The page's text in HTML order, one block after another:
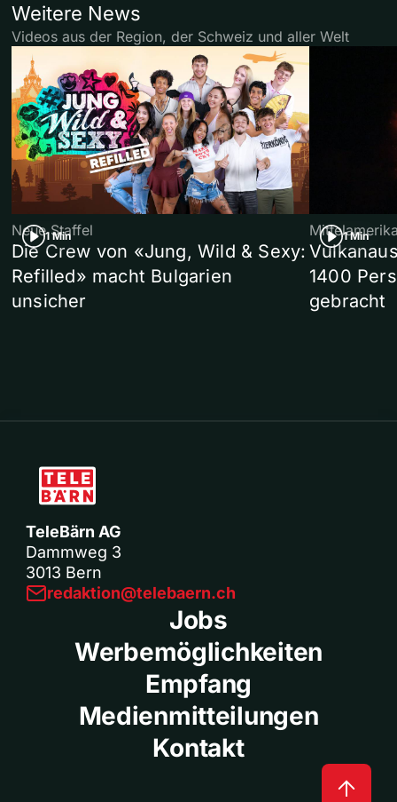
Weitere News
Videos aus der Region, der Schweiz und aller Welt
1 Min
Neue Staffel
Die Crew von «Jung, Wild & Sexy:
Refilled» macht Bulgarien
unsicher
1 Min
1400
gebracht
TeleBärn AG
Dammweg 3
3013 Bern
redaktion@telebaern.ch
Jobs
Werbemöglichkeiten
Empfang
Medienmitteilungen
Kontakt